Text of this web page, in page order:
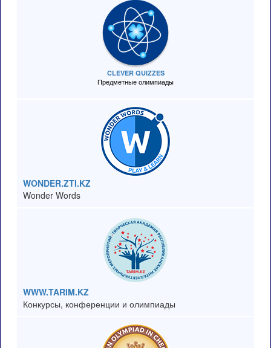
CLEVER QUIZZES
Предметные олимпиады
WONDER.ZTI.KZ
Wonder Words
WWW.TARIM.KZ
Конкурсы, конференции и олимпиады